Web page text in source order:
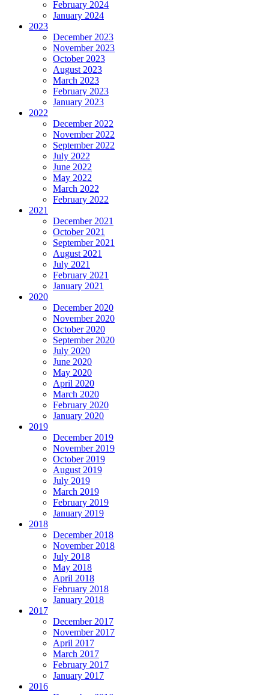
February 2024
January 2024
2023
December 2023
November 2023
October 2023
August 2023
March 2023
February 2023
January 2023
2022
December 2022
November 2022
September 2022
July 2022
June 2022
May 2022
March 2022
February 2022
2021
December 2021
October 2021
September 2021
August 2021
July 2021
February 2021
January 2021
2020
December 2020
November 2020
October 2020
September 2020
July 2020
June 2020
May 2020
April 2020
March 2020
February 2020
January 2020
2019
December 2019
November 2019
October 2019
August 2019
July 2019
March 2019
February 2019
January 2019
2018
December 2018
November 2018
July 2018
May 2018
April 2018
February 2018
January 2018
2017
December 2017
November 2017
April 2017
March 2017
February 2017
January 2017
2016